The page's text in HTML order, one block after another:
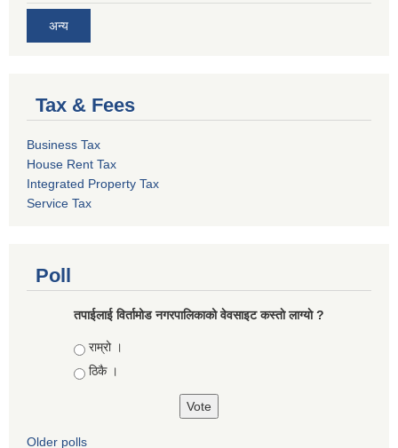
अन्य
Tax & Fees
Business Tax
House Rent Tax
Integrated Property Tax
Service Tax
Poll
तपाईलाई विर्तामोड नगरपालिकाको वेवसाइट कस्ताे लाग्याे ?
Choices
राम्रो ।
ठिकै ।
Older polls